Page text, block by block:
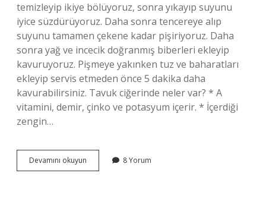
temizleyip ikiye bölüyoruz, sonra yıkayıp suyunu
iyice süzdürüyoruz. Daha sonra tencereye alıp
suyunu tamamen çekene kadar pişiriyoruz. Daha
sonra yağ ve incecik doğranmış biberleri ekleyip
kavuruyoruz. Pişmeye yakınken tuz ve baharatları
ekleyip servis etmeden önce 5 dakika daha
kavurabilirsiniz. Tavuk ciğerinde neler var? * A
vitamini, demir, çinko ve potasyum içerir. * İçerdiği
zengin…
Devamını okuyun
Ciğerinden
8 Yorum